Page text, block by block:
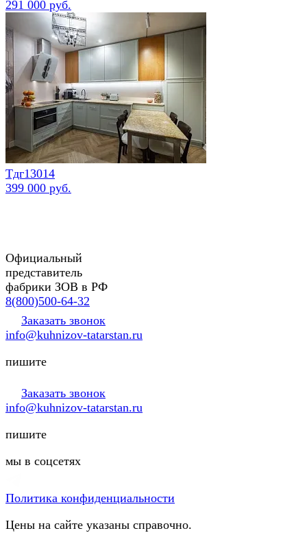
291 000 руб.
Тдг13014
399 000 руб.
Официальный
представитель
фабрики ЗОВ в РФ
8(800)500-64-32
Заказать звонок
info@kuhnizov-tatarstan.ru
пишите
Заказать звонок
info@kuhnizov-tatarstan.ru
пишите
мы в соцсетях
Политика конфиденциальности
Цены на сайте указаны справочно.